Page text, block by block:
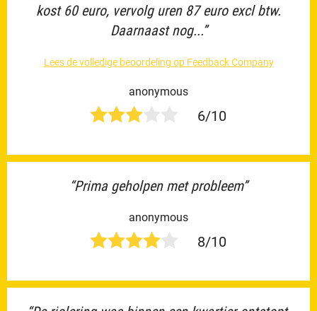
kost 60 euro, vervolg uren 87 euro excl btw.
Daarnaast nog...”
Lees de volledige beoordeling op Feedback Company
anonymous
6/10
“Prima geholpen met probleem”
anonymous
8/10